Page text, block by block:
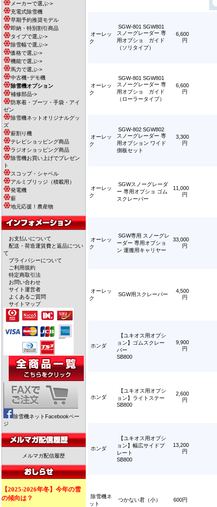
メーカーで選ぶ->
充電式除雪機
早期予約推奨モデル
即納・特別割引商品
タイプで選ぶ->
除雪幅で選ぶ->
価格で選ぶ->
機能で選ぶ->
馬力で選ぶ->
中古機･デモ機
除雪機オプション
補修部品->
防寒着・ブーツ・手袋・アイ
ゼン
除雪機ネットオリジナルグッ
ズ
薪割り機
テレビショッピング商品
ラジオショッピング商品
除雪機お買い上げでプレゼン
ト
スコップ・シャベル
アルミブリッジ（積載用）
発電機
薪
地元応援！農産物
お支払いについて
配送・荷造運賃費と返品につい
て
プライバシーについて
ご利用規約
特定商取引法
お問い合わせ
サイト運営者
よくあるご質問
サイトマップ
除雪機ネットFacebookペー
ジ
メルマガ配信履歴
【2025-2026年冬】今年の雪
の傾向は？
オーレッ
ク
SGW-801 SGW801
スノーグレーダー 専
用オプショ ガイド
（ソリタイプ）
6,600
円
オーレッ
ク
SGW-801 SGW801
スノーグレーダー 専
用オプショ ガイド
（ローラータイプ）
6,600
円
オーレッ
ク
SGW-802 SGW802
スノーグレーダー 専
用オプション ワイド
側板セット
3,300
円
オーレッ
ク
SGWスノーグレーダ
ー 専用オプショ ゴム
スクレーパー
11,000
円
オーレッ
ク
SGW専用 スノーグレ
ーダー 専用オプショ
ン 運搬用キャリヤー
33,000
円
オーレッ
ク
SGW用スクレーパー
4,500
円
ホンダ
【ユキオス用オプシ
ョン】ゴムスクレー
パー
SB800
9,900
円
ホンダ
【ユキオス用オプシ
ョン】ライトステー
SB800
2,600
円
ホンダ
【ユキオス用オプシ
ョン】幅広サイドプ
レート
SB800
13,200
円
除雪機ネ
ット
つかない君（小） 600円